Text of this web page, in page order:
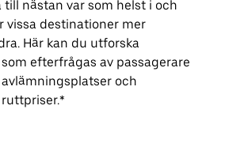
till nästan var som helst i och
vissa destinationer mer
Här kan du utforska
efterfrågas av passagerare
och